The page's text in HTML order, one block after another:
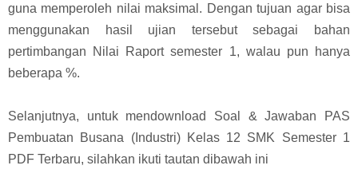
guna memperoleh nilai maksimal. Dengan tujuan agar bisa
menggunakan hasil ujian tersebut sebagai bahan
pertimbangan Nilai Raport semester 1, walau pun hanya
beberapa %.
Selanjutnya, untuk mendownload Soal & Jawaban PAS
Pembuatan Busana (Industri) Kelas 12 SMK Semester 1
PDF Terbaru, silahkan ikuti tautan dibawah ini